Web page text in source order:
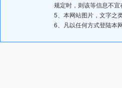
规定时，则该等信息不
5、本网站图片，文字之
6、凡以任何方式登陆本